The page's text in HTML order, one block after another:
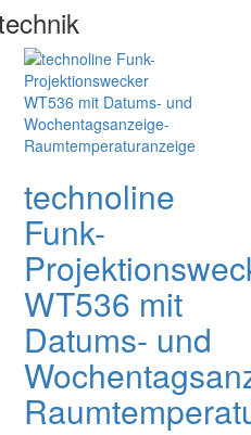
technoline
Funk-
WT536 mit
Datums- und